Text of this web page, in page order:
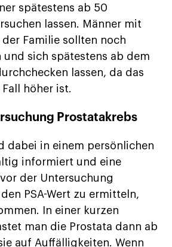
spätestens ab 50
lassen. Männer mit
Familie sollten noch
sich spätestens ab dem
lassen, da das
höher ist.
Prostatakrebs
dabei in einem persönlichen
informiert und eine
der Untersuchung
PSA-Wert zu ermitteln,
In einer kurzen
man die Prostata dann ab
auf Auffälligkeiten. Wenn